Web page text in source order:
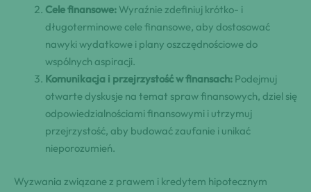
Cele finansowe: Wyraźnie zdefiniuj krótko- i
długoterminowe cele finansowe, aby dostosować
nawyki wydatkowe i plany oszczędnościowe do
wspólnych aspiracji.
Komunikacja i przejrzystość w finansach: Podejmuj
otwarte dyskusje na temat spraw finansowych, dziel się
odpowiedzialnościami finansowymi i utrzymuj
przejrzystość, aby budować zaufanie i unikać
nieporozumień.
Wyzwania związane z prawem i kredytem hipotecznym